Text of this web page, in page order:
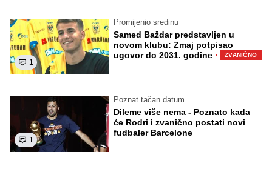
1
Promijenio sredinu
Samed Baždar predstavljen u
novom klubu: Zmaj potpisao
ugovor do 2031. godine · ZVANIČNO
1
Poznat tačan datum
Dileme više nema - Poznato kada
će Rodri i zvanično postati novi
fudbaler Barcelone